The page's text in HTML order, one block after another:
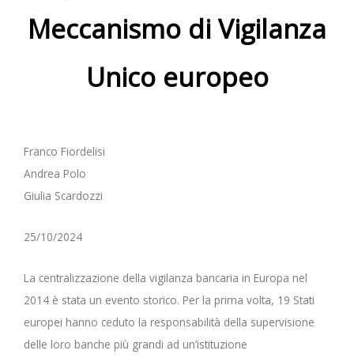
Meccanismo di Vigilanza
Unico europeo
Franco Fiordelisi
Andrea Polo
Giulia Scardozzi
25/10/2024
La centralizzazione della vigilanza bancaria in Europa nel
2014 è stata un evento storico. Per la prima volta, 19 Stati
europei hanno ceduto la responsabilità della supervisione
delle loro banche più grandi ad un’istituzione